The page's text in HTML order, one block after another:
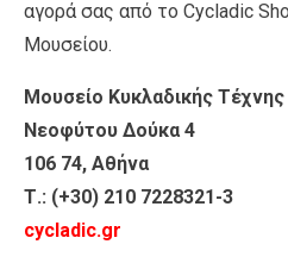
αγορά σας από το Cycladic
Μουσείου.
Μουσείο Κυκλαδικής Τέχνης
Νεοφύτου Δούκα 4
106 74, Αθήνα
Τ.: (+30) 210 7228321-3
cycladic.gr